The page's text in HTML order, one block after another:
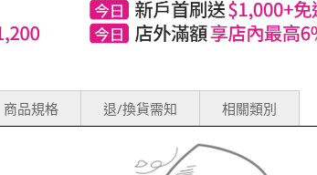
商品規格 退/換貨需知 相關類別